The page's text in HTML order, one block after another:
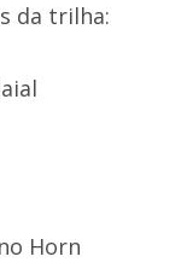
da trilha:
Horn